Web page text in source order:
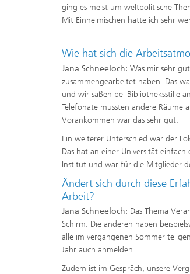
ging es meist um weltpolitische
Mit Einheimischen hatte ich sehr
Wie hat sich die
Jana Schneeloch: Was mir sehr
zusammengearbeitet haben. Das
und wir saßen bei Bibliotheksstille
Telefonate mussten andere Räume
Vorankommen war das sehr gut.
Ein weiterer Unterschied war der
Das hat an einer Universität
Institut und war für die Mitglieder
Ändert sich durch diese
Arbeit?
Jana Schneeloch: Das Thema
Schirm. Die anderen haben
alle im vergangenen Sommer
Jahr auch anmelden.
Zudem ist im Gespräch, unsere